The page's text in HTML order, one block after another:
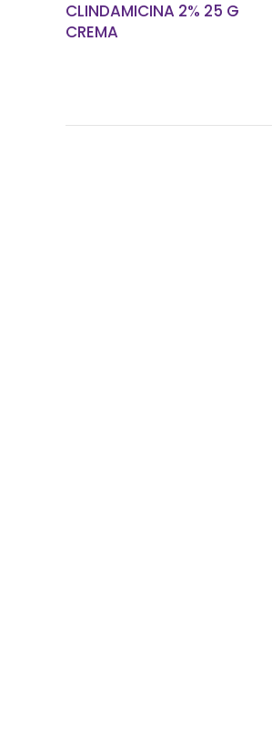
CLINDAMICINA 2% 25 G
CREMA